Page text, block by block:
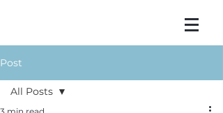
Post
All Posts